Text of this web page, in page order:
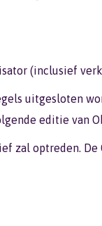
(inclusief
uitgesloten
editie van
optreden. De